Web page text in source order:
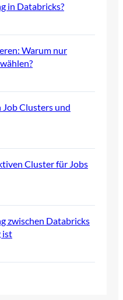
in Databricks?
Warum nur
Clusters und
Cluster für Jobs
zwischen Databricks
ist